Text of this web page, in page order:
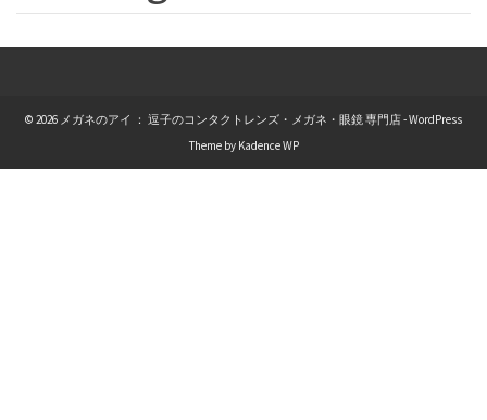
© 2026 メガネのアイ ： 逗子のコンタクトレンズ・メガネ・眼鏡 専門店 - WordPress
Theme by Kadence WP